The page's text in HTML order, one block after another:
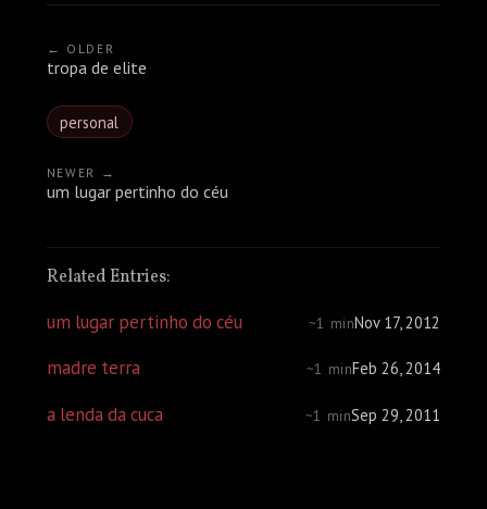
← OLDER
tropa de elite
personal
NEWER →
um lugar pertinho do céu
Related Entries:
um lugar pertinho do céu
~1 minNov 17, 2012
madre terra ~1 minFeb 26, 2014
a lenda da cuca ~1 minSep 29, 2011